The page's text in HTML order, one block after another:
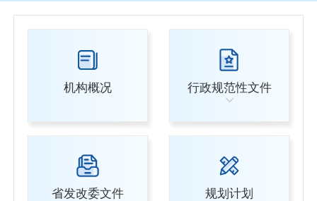
机构概况 行政规范性文件
省发改委文件 规划计划